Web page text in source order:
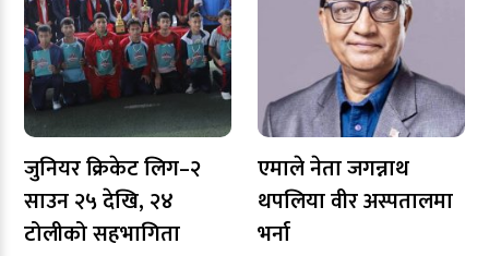
जुनियर क्रिकेट लिग–२
साउन २५ देखि, २४
टोलीको सहभागिता
एमाले नेता जगन्नाथ
थपलिया वीर अस्पतालमा
भर्ना